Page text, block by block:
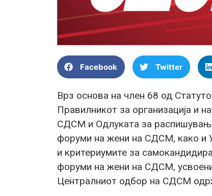
Facebook Twitter
Врз основа на член 68 од
Правилникот за организација и
СДСМ и Одлуката за
форуми на жени на СДСМ, како и
и критериумите за
форуми на жени на СДСМ,
Централниот одбор на СДСМ